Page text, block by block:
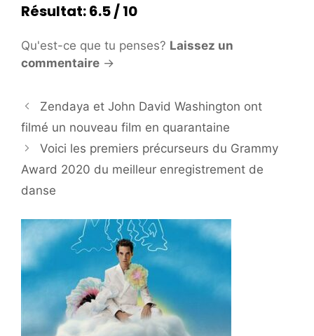
Résultat: 6.5 / 10
Qu'est-ce que tu penses? Laissez un
commentaire →
Zendaya et John David Washington ont
filmé un nouveau film en quarantaine
Voici les premiers précurseurs du Grammy
Award 2020 du meilleur enregistrement de
danse